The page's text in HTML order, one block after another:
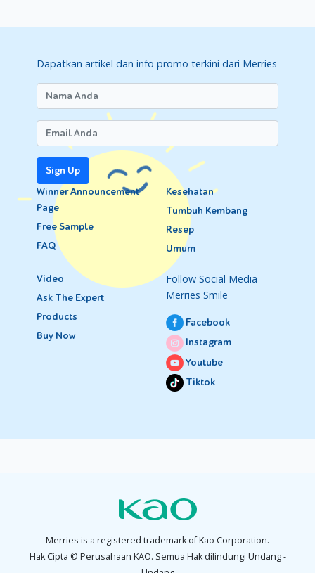
Dapatkan artikel dan info promo terkini dari Merries
Sign Up
Winner Announcement
Page
Free Sample
FAQ
Kesehatan
Tumbuh Kembang
Resep
Umum
Video
Ask The Expert
Products
Buy Now
Follow Social Media
Merries Smile
Facebook
Instagram
Youtube
Tiktok
Merries is a registered trademark of Kao Corporation.
Hak Cipta © Perusahaan KAO. Semua Hak dilindungi Undang -